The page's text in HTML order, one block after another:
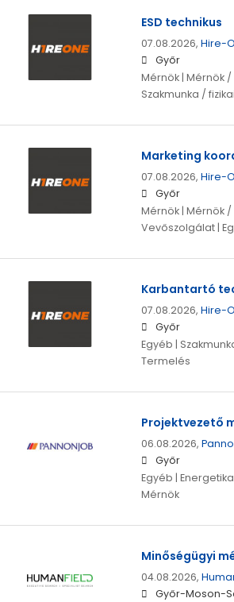
ESD technikus
07.08.2026, Hire-
Győr
Mérnök | Mérnök
Szakmunka /
Marketing
07.08.2026, Hire-
Győr
Mérnök | Mérnök
Vevőszolgálat |
Karbantartó
07.08.2026, Hire-
Győr
Egyéb |
Termelés
Projektvezető
06.08.2026,
Győr
Egyéb |
Mérnök
Minőségügyi
04.08.2026,
Győr-Moson-